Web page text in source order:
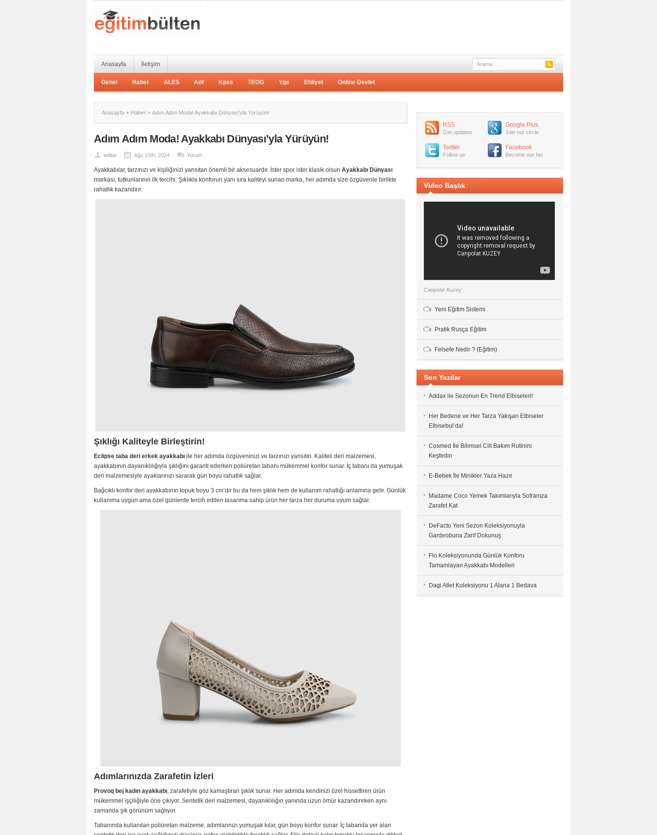
Anasayfa İletişim
Genel Haber ALES Aöf Kpss TEOG Ygs Ehliyet Online Devlet
Anasayfa Haber Adım Adım Moda! Ayakkabı Dünyası’yla Yürüyün!
Adım Adım Moda! Ayakkabı Dünyası’yla Yürüyün!
editor Ağu 15th, 2024 Yorum
Ayakkabılar, tarzınızı ve kişiliğinizi yansıtan önemli bir aksesuardır. İster spor ister klasik olsun Ayakkabı Dünyası
markası, tutkunlarının ilk tercihi. Şıklıkla konforun yanı sıra kaliteyi sunan marka, her adımda size özgüvenle birlikte
rahatlık kazandırır.
Şıklığı Kaliteyle Birleştirin!
Eclipse taba deri erkek ayakkabı ile her adımda özgüveninizi ve tarzınızı yansıtın. Kaliteli deri malzemesi,
ayakkabının dayanıklılığıyla şıklığını garanti ederken poliüretan tabanı mükemmel konfor sunar. İç tabanı da yumuşak
deri malzemesiyle ayaklarınızı sararak gün boyu rahatlık sağlar.
Bağcıklı konfor deri ayakkabının topuk boyu 3 cm’dir bu da hem şıklık hem de kullanım rahatlığı anlamına gelir. Günlük
kullanıma uygun ama özel günlerde tercih edilen tasarıma sahip ürün her tarza her duruma uyum sağlar.
Adımlarınızda Zarafetin İzleri
Provoq bej kadın ayakkabı, zarafetiyle göz kamaştıran şıklık sunar. Her adımda kendinizi özel hissettiren ürün
mükemmel işçiliğiyle öne çıkıyor. Sentetik deri malzemesi, dayanıklılığın yanında uzun ömür kazandırırken aynı
zamanda şık görünüm sağlıyor.
Tabanında kullanılan poliüretan malzeme, adımlarınızı yumuşak kılar, gün boyu konfor sunar. İç tabanda yer alan
RSS
Get updates
Google Plus
Join our circle
Twitter
Follow us
Facebook
Become our fan
Video Başlık
Canpolat Kuzey
Yeni Eğitim Sistemi
Pratik Rusça Eğitim
Felsefe Nedir ? (Eğitim)
Son Yazılar
Addax ile Sezonun En Trend Elbiseleri!
Her Bedene ve Her Tarza Yakışan Elbiseler
Elbisebul’da!
Cosmed İle Bilimsel Cilt Bakım Rutinini
Keşfedin
E-Bebek İle Minikler Yaza Hazır
Madame Coco Yemek Takımlarıyla Sofranıza
Zarafet Kat
DeFacto Yeni Sezon Koleksiyonuyla
Gardırobuna Zarif Dokunuş
Flo Koleksiyonunda Günlük Konforu
Tamamlayan Ayakkabı Modelleri
Dagi Atlet Koleksiyonu 1 Alana 1 Bedava